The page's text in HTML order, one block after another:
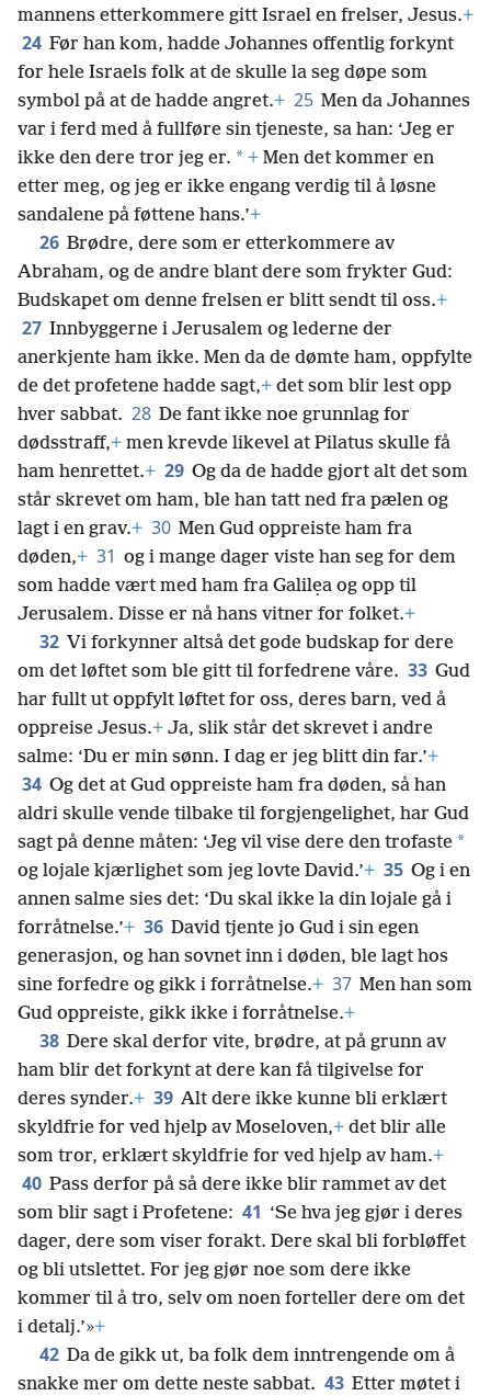
mannens etterkommere gitt Israel en frelser, Jesus.+
24 Før han kom, hadde Johannes offentlig forkynt
for hele Israels folk at de skulle la seg døpe som
symbol på at de hadde angret.+ 25 Men da Johannes
var i ferd med å fullføre sin tjeneste, sa han: ‘Jeg er
ikke den dere tror jeg er. * + Men det kommer en
etter meg, og jeg er ikke engang verdig til å løsne
sandalene på føttene hans.’+
26 Brødre, dere som er etterkommere av
Abraham, og de andre blant dere som frykter Gud:
Budskapet om denne frelsen er blitt sendt til oss.+
27 Innbyggerne i Jerusalem og lederne der
anerkjente ham ikke. Men da de dømte ham, oppfylte
de det profetene hadde sagt,+ det som blir lest opp
hver sabbat. 28 De fant ikke noe grunnlag for
dødsstraff,+ men krevde likevel at Pilatus skulle få
ham henrettet.+ 29 Og da de hadde gjort alt det som
står skrevet om ham, ble han tatt ned fra pælen og
lagt i en grav.+ 30 Men Gud oppreiste ham fra
døden,+ 31 og i mange dager viste han seg for dem
som hadde vært med ham fra Galilẹa og opp til
Jerusalem. Disse er nå hans vitner for folket.+
32 Vi forkynner altså det gode budskap for dere
om det løftet som ble gitt til forfedrene våre. 33 Gud
har fullt ut oppfylt løftet for oss, deres barn, ved å
oppreise Jesus.+ Ja, slik står det skrevet i andre
salme: ‘Du er min sønn. I dag er jeg blitt din far.’+
34 Og det at Gud oppreiste ham fra døden, så han
aldri skulle vende tilbake til forgjengelighet, har Gud
sagt på denne måten: ‘Jeg vil vise dere den trofaste *
og lojale kjærlighet som jeg lovte David.’+ 35 Og i en
annen salme sies det: ‘Du skal ikke la din lojale gå i
forråtnelse.’+ 36 David tjente jo Gud i sin egen
generasjon, og han sovnet inn i døden, ble lagt hos
sine forfedre og gikk i forråtnelse.+ 37 Men han som
Gud oppreiste, gikk ikke i forråtnelse.+
38 Dere skal derfor vite, brødre, at på grunn av
ham blir det forkynt at dere kan få tilgivelse for
deres synder.+ 39 Alt dere ikke kunne bli erklært
skyldfrie for ved hjelp av Moseloven,+ det blir alle
som tror, erklært skyldfrie for ved hjelp av ham.+
40 Pass derfor på så dere ikke blir rammet av det
som blir sagt i Profetene: 41 ‘Se hva jeg gjør i deres
dager, dere som viser forakt. Dere skal bli forbløffet
og bli utslettet. For jeg gjør noe som dere ikke
kommer til å tro, selv om noen forteller dere om det
i detalj.’»+
42 Da de gikk ut, ba folk dem inntrengende om å
snakke mer om dette neste sabbat. 43 Etter møtet i